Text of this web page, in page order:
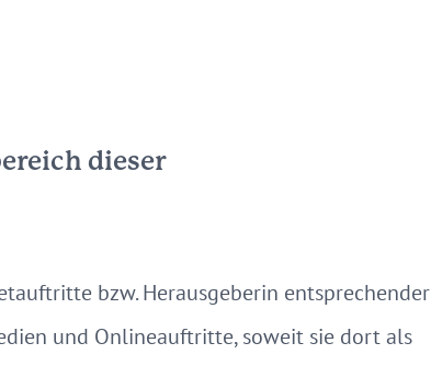
dieser
bzw. Herausgeberin entsprechender
und Onlineauftritte, soweit sie dort als